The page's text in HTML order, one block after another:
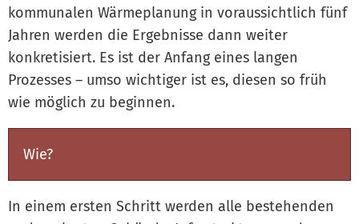
kommunalen Wärmeplanung in voraussichtlich fünf
Jahren werden die Ergebnisse dann weiter
konkretisiert. Es ist der Anfang eines langen
Prozesses – umso wichtiger ist es, diesen so früh
wie möglich zu beginnen.
Wie?
In einem ersten Schritt werden alle bestehenden